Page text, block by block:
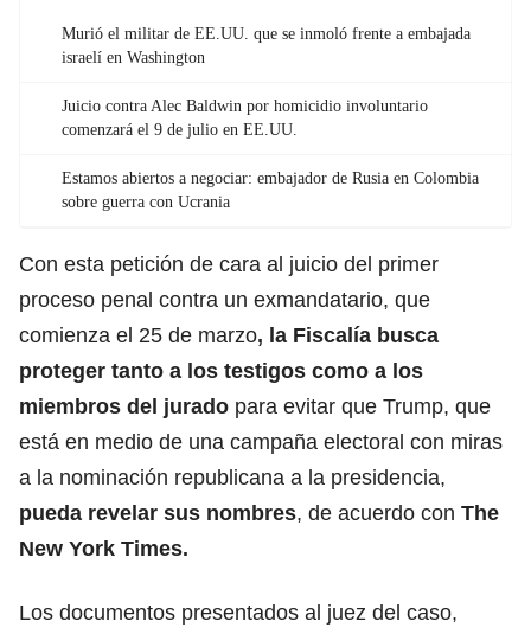
Murió el militar de EE.UU. que se inmoló frente a embajada
israelí en Washington
Juicio contra Alec Baldwin por homicidio involuntario
comenzará el 9 de julio en EE.UU.
Estamos abiertos a negociar: embajador de Rusia en Colombia
sobre guerra con Ucrania
Con esta petición de cara al juicio del primer
proceso penal contra un exmandatario, que
comienza el 25 de marzo, la Fiscalía busca
proteger tanto a los testigos como a los
miembros del jurado para evitar que Trump, que
está en medio de una campaña electoral con miras
a la nominación republicana a la presidencia,
pueda revelar sus nombres, de acuerdo con The
New York Times.
Los documentos presentados al juez del caso,